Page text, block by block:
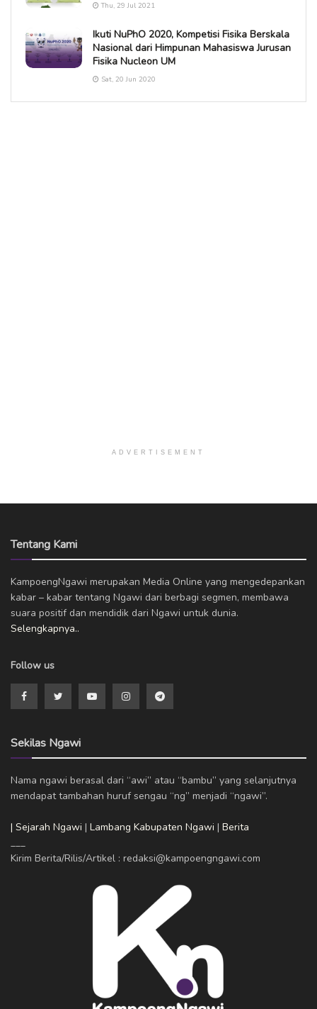
Thu, 29 Jul 2021
Ikuti NuPhO 2020, Kompetisi Fisika Berskala
Nasional dari Himpunan Mahasiswa Jurusan
Fisika Nucleon UM
Sat, 20 Jun 2020
ADVERTISEMENT
Tentang Kami
KampoengNgawi merupakan Media Online yang mengedepankan
kabar – kabar tentang Ngawi dari berbagi segmen, membawa
suara positif dan mendidik dari Ngawi untuk dunia.
Selengkapnya..
Follow us
Sekilas Ngawi
Nama ngawi berasal dari “awi” atau “bambu” yang selanjutnya
mendapat tambahan huruf sengau “ng” menjadi “ngawi”.
| Sejarah Ngawi | Lambang Kabupaten Ngawi | Berita
___
Kirim Berita/Rilis/Artikel : redaksi@kampoengngawi.com